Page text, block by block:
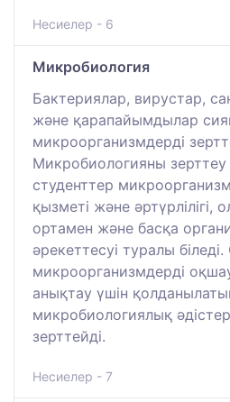
Несиелер - 6
Микробиология
Бактериялар, вирустар,
және қарапайымдылар
микроорганизмдерді
Микробиологияны
студенттер
қызметі және әртүрлілігі,
ортамен және басқа
әрекеттесуі туралы
микроорганизмдерді
анықтау үшін
микробиологиялық
зерттейді.
Несиелер - 7